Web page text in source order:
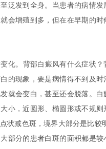
泛发到全身。当患者的病情发
会增殖到多，但在在早期的时
化。 背部白癜风有什么症状？
的现象，要是病情得不到及时
就会变白，甚至还会脱落。白
小，近圆形、椭圆形或不规则
状减色斑，境界大部分是比较
部分的患者白斑的面积都是较